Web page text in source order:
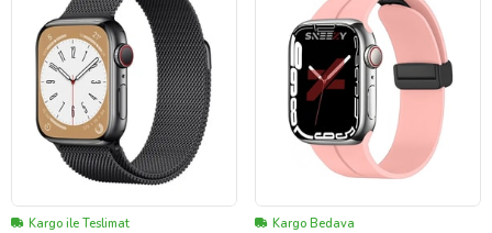
Kargo ile Teslimat Kargo Bedava